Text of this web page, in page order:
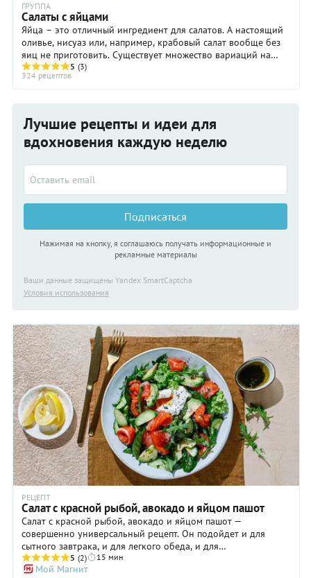
ГРУППА
Салаты с яйцами
Яйца – это отличный ингредиент для салатов. А настоящий
оливье, нисуаз или, например, крабовый салат вообще без
яиц не приготовить. Существует множество вариаций на
тему классического яичного ...
5 (3)
324 рецептов
Лучшие рецепты и идеи для
вдохновения каждую неделю
Подписаться
Нажимая на кнопку, я соглашаюсь получать информационные и
рекламные материалы
Ваши данные защищены Yandex SmartCaptcha
Условия использования
РЕЦЕПТ
Салат с красной рыбой, авокадо и яйцом пашот
Салат с красной рыбой, авокадо и яйцом пашот —
совершенно универсальный рецепт. Он подойдет и для
сытного завтрака, и для легкого обеда, и для
романтического ужина. Готовится такой салат за считанные
минуты, и самое сложное здесь — приноровиться готовить
5 (2) 15 мин
Мой Магнит